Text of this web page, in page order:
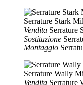
Serrature Stark
Vendita Serrature
Sostituzione
Montaggio
Serrature Wally
Vendita Serrature